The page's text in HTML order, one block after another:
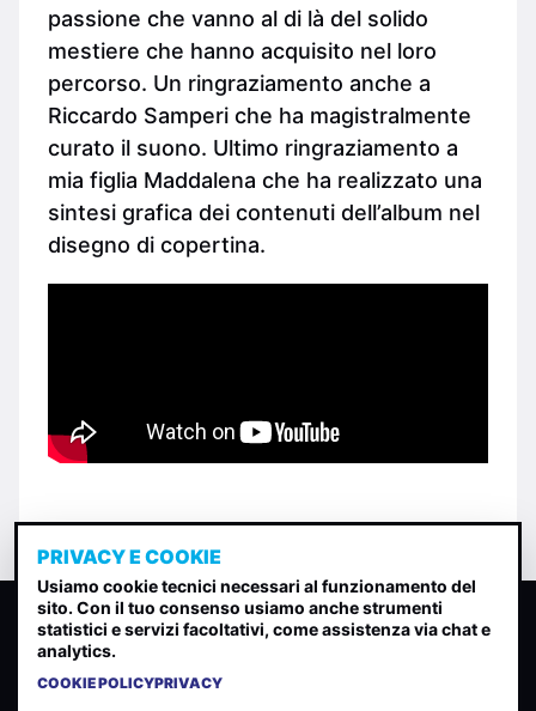
passione che vanno al di là del solido
mestiere che hanno acquisito nel loro
percorso. Un ringraziamento anche a
Riccardo Samperi che ha magistralmente
curato il suono. Ultimo ringraziamento a
mia figlia Maddalena che ha realizzato una
sintesi grafica dei contenuti dell’album nel
disegno di copertina.
CLASSIFICA INDIE
Classifica per indice di gradimento generata dall analisi di
PRIVACY E COOKIE
Usiamo cookie tecnici necessari al funzionamento del
sito. Con il tuo consenso usiamo anche strumenti
statistici e servizi facoltativi, come assistenza via chat e
analytics.
COOKIE POLICYPRIVACY